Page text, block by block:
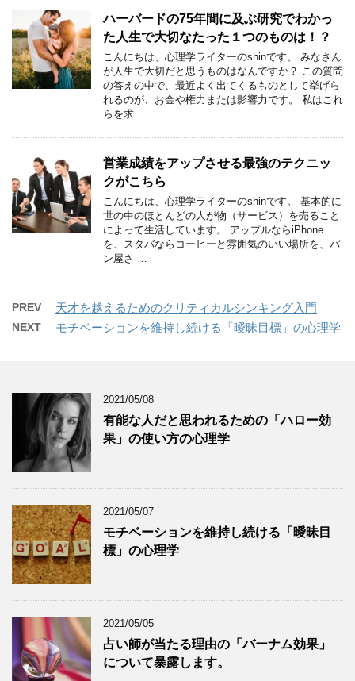
ハーバードの75年間に及ぶ研究でわかっ
た人生で大切なたった１つのものは！？
こんにちは、心理学ライターのshinです。 みなさん
が人生で大切だと思うものはなんですか？ この質問
の答えの中で、最近よく出てくるものとして挙げら
れるのが、お金や権力または影響力です。 私はこれ
らを求 …
営業成績をアップさせる最強のテクニッ
クがこちら
こんにちは、心理学ライターのshinです。 基本的に
世の中のほとんどの人が物（サービス）を売ること
によって生活しています。 アップルならiPhone
を、スタバならコーヒーと雰囲気のいい場所を、パ
ン屋さ …
PREV 天才を越えるためのクリティカルシンキング入門
NEXT モチベーションを維持し続ける「曖昧目標」の心理学
2021/05/08
有能な人だと思われるための「ハロー効
果」の使い方の心理学
2021/05/07
モチベーションを維持し続ける「曖昧目
標」の心理学
2021/05/05
占い師が当たる理由の「バーナム効果」
について暴露します。